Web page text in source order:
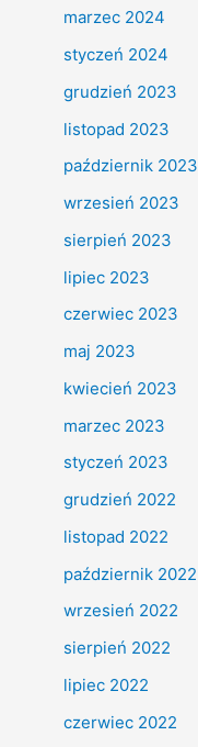
marzec 2024
styczeń 2024
grudzień 2023
listopad 2023
październik 2023
wrzesień 2023
sierpień 2023
lipiec 2023
czerwiec 2023
maj 2023
kwiecień 2023
marzec 2023
styczeń 2023
grudzień 2022
listopad 2022
październik 2022
wrzesień 2022
sierpień 2022
lipiec 2022
czerwiec 2022